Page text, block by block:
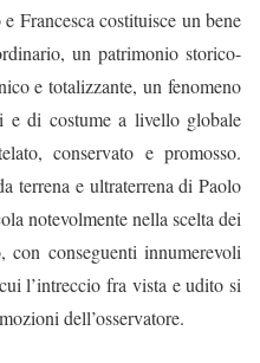
Francesca costituisce un bene
un patrimonio storico-
e totalizzante, un fenomeno
di costume a livello globale
conservato e promosso.
terrena e ultraterrena di Paolo
notevolmente nella scelta dei
con conseguenti innumerevoli
l’intreccio fra vista e udito si
dell’osservatore.